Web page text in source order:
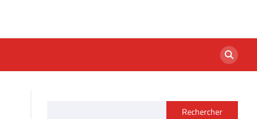
Rechercher